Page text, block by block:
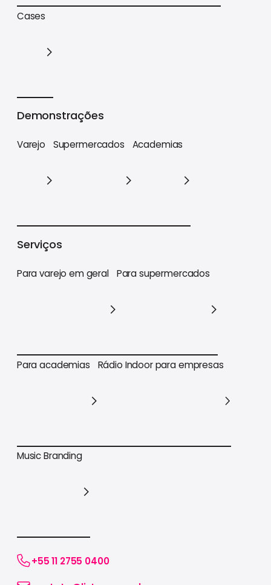
Trilhas de conteúdo
Cases
Demonstrações
Varejo Supermercados Academias
Serviços
Para varejo em geral
Para varejo em geral
Para supermercados
Para supermercados
Para academias
Para academias
Rádio Indoor para empresas
Music Branding
+55 11 2755 0400